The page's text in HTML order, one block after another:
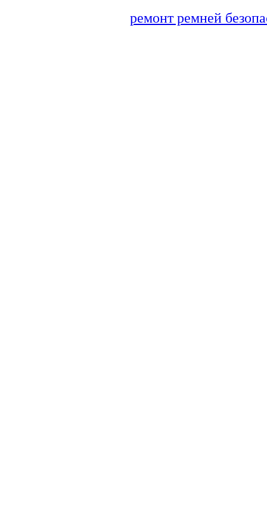
ремонт ремней